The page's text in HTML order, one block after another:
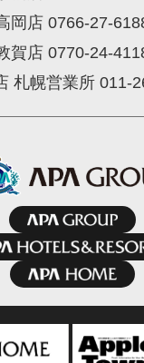
岡店 0766-27-
賀店 0770-24-
札幌営業所 011-